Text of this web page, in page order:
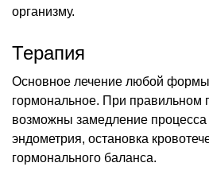
организму.
Терапия
Основное лечение любой формы
гормональное. При правильном
возможны замедление процесса
эндометрия, остановка
гормонального баланса.